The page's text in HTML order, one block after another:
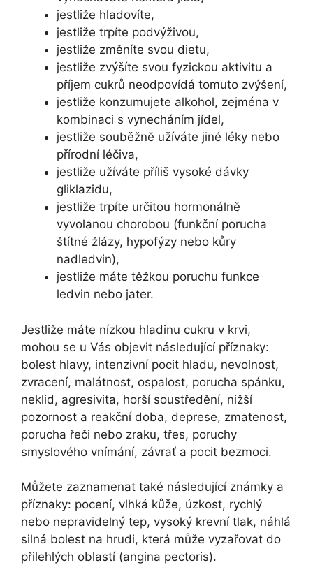
jestliže hladovíte,
jestliže trpíte podvýživou,
jestliže změníte svou dietu,
jestliže zvýšíte svou fyzickou aktivitu a
příjem cukrů neodpovídá tomuto zvýšení,
jestliže konzumujete alkohol, zejména v
kombinaci s vynecháním jídel,
jestliže souběžně užíváte jiné léky nebo
přírodní léčiva,
jestliže užíváte příliš vysoké dávky
gliklazidu,
jestliže trpíte určitou hormonálně
vyvolanou chorobou (funkční porucha
štítné žlázy, hypofýzy nebo kůry
nadledvin),
jestliže máte těžkou poruchu funkce
ledvin nebo jater.
Jestliže máte nízkou hladinu cukru v krvi,
mohou se u Vás objevit následující příznaky:
bolest hlavy, intenzivní pocit hladu, nevolnost,
zvracení, malátnost, ospalost, porucha spánku,
neklid, agresivita, horší soustředění, nižší
pozornost a reakční doba, deprese, zmatenost,
porucha řeči nebo zraku, třes, poruchy
smyslového vnímání, závrať a pocit bezmoci.
Můžete zaznamenat také následující známky a
příznaky: pocení, vlhká kůže, úzkost, rychlý
nebo nepravidelný tep, vysoký krevní tlak, náhlá
silná bolest na hrudi, která může vyzařovat do
přilehlých oblastí (angina pectoris).